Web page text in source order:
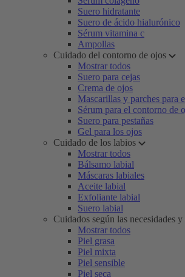
Suero hidratante
Suero de ácido hialurónico
Sérum vitamina c
Ampollas
Cuidado del contorno de ojos
Mostrar todos
Suero para cejas
Crema de ojos
Mascarillas y parches para
Sérum para el contorno de
Suero para pestañas
Gel para los ojos
Cuidado de los labios
Mostrar todos
Bálsamo labial
Máscaras labiales
Aceite labial
Exfoliante labial
Suero labial
Cuidados según las necesidades
Mostrar todos
Piel grasa
Piel mixta
Piel sensible
Piel seca